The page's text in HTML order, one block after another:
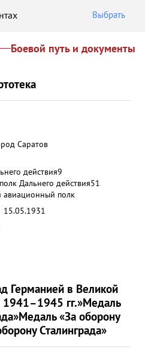
Выбрать
Боевой путь и документы
Саратов
действия9
Дальнего действия51
полк
15.05.1931
Германией в Великой
1941–1945 гг.»Медаль
Медаль «За оборону
Сталинграда»